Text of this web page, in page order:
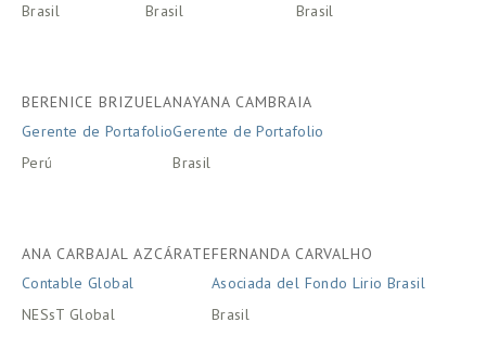
Brasil
Brasil
Brasil
BERENICE BRIZUELA
Gerente de Portafolio
Perú
NAYANA CAMBRAIA
Gerente de Portafolio
Brasil
ANA CARBAJAL AZCÁRATE
Contable Global
NESsT Global
FERNANDA CARVALHO
Asociada del Fondo Lirio Brasil
Brasil